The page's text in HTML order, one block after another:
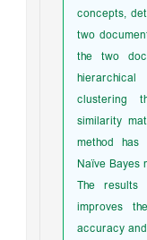
concepts,
two
the two
clustering
similarity
method
Naïve
The
improves
accuracy